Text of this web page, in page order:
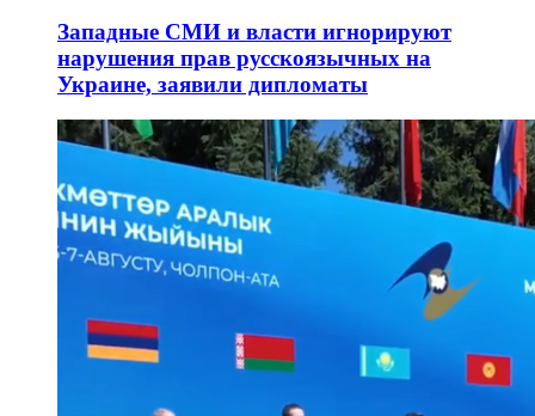
Западные СМИ и власти игнорируют
нарушения прав русскоязычных на
Украине, заявили дипломаты